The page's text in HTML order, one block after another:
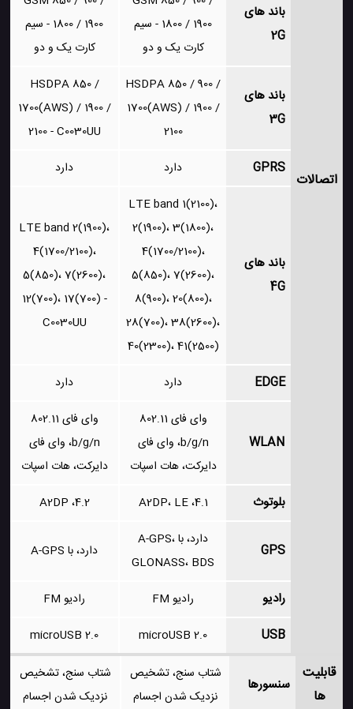
اتصالات
باند های
2G
1800 / 1900 - سیم
کارت یک و دو
1800 / 1900 - سیم
کارت یک و دو
باند های
3G
HSDPA 850 / 900 /
1700(AWS) / 1900 /
2100
HSDPA 850 /
1700(AWS) / 1900 /
2100 - C0030UU
GPRS دارد دارد
باند های
4G
LTE band 1(2100)،
2(1900)، 3(1800)،
4(1700/2100)،
5(850)، 7(2600)،
8(900)، 20(800)،
28(700)، 38(2600)،
40(2300)، 41(2500)
LTE band 2(1900)،
4(1700/2100)،
5(850)، 7(2600)،
12(700)، 17(700) -
C0030UU
EDGE دارد دارد
WLAN
وای فای 802.11
b/g/n، وای فای
دایرکت، هات اسپات
وای فای 802.11
b/g/n، وای فای
دایرکت، هات اسپات
بلوتوث 4.1، A2DP، LE 4.2، A2DP
GPS
دارد، با A-GPS،
GLONASS، BDS
دارد، با A-GPS
رادیو رادیو FM رادیو FM
USB
microUSB 2.0
microUSB 2.0
قابلیت
ها
سنسورها
شتاب سنج، تشخیص
نزدیک شدن اجسام
شتاب سنج، تشخیص
نزدیک شدن اجسام